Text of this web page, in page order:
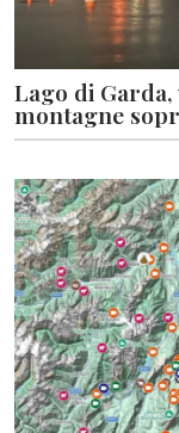
Lago di
montagne